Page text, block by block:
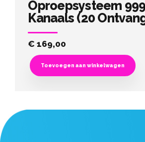
Oproepsysteem
Kanaals (20
€ 169,00
Toevoegen aan winkelwagen